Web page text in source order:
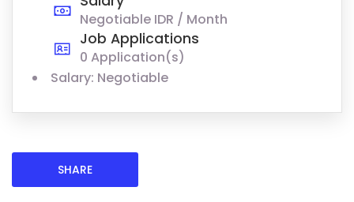
Negotiable IDR / Month
Job Applications
0 Application(s)
Salary: Negotiable
SHARE